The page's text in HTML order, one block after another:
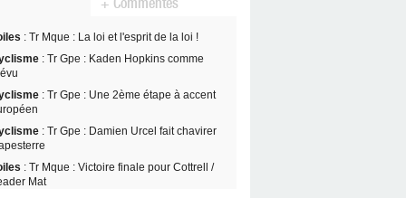
: Tr Mque : La loi et l'esprit de la loi !
: Tr Gpe : Kaden Hopkins comme
: Tr Gpe : Une 2ème étape à accent
: Tr Gpe : Damien Urcel fait chavirer
: Tr Mque : Victoire finale pour Cottrell /
Mat